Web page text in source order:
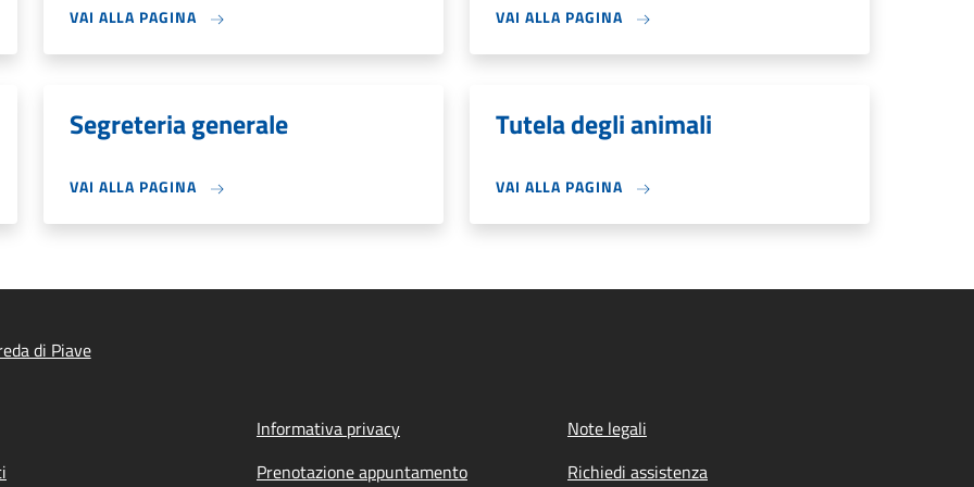
VAI ALLA PAGINA VAI ALLA PAGINA
Segreteria generale
VAI ALLA PAGINA
Tutela degli animali
VAI ALLA PAGINA
di Piave
Informativa privacy
Note legali
Prenotazione appuntamento Richiedi assistenza